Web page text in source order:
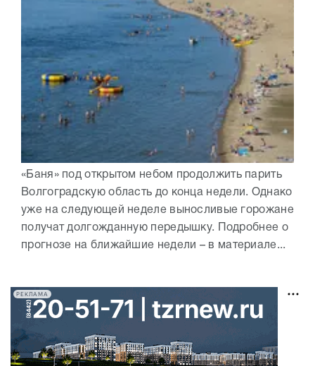
«Баня» под открытом небом продолжить парить
Волгоградскую область до конца недели. Однако
уже на следующей неделе выносливые горожане
получат долгожданную передышку. Подробнее о
прогнозе на ближайшие недели – в материале...
РЕКЛАМА